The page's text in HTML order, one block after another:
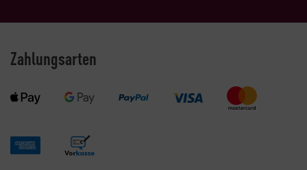
Zahlungsarten